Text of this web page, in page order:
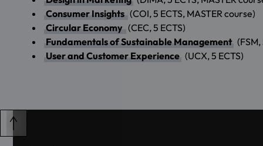
Consumer Insights (COI, 5 ECTS, MASTER course)
Circular Economy (CEC, 5 ECTS)
Fundamentals of Sustainable Management (FSM,
User and Customer Experience (UCX, 5 ECTS)